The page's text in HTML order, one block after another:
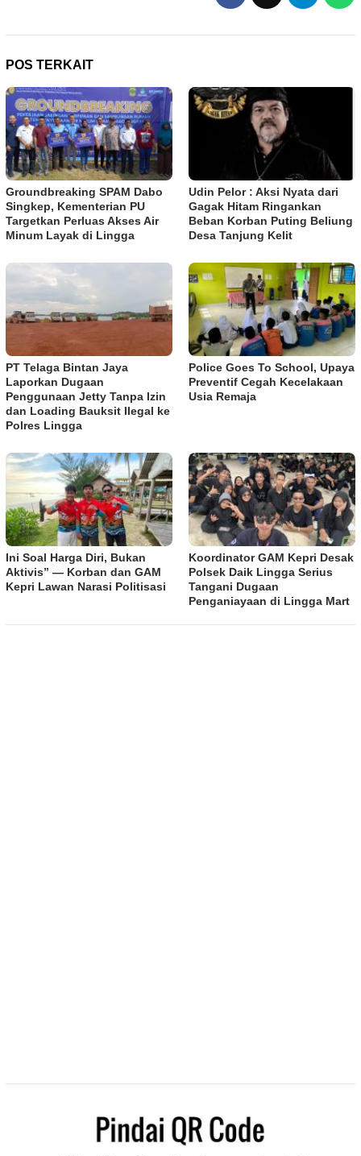
POS TERKAIT
Groundbreaking SPAM Dabo
Singkep, Kementerian PU
Targetkan Perluas Akses Air
Minum Layak di Lingga
Udin Pelor : Aksi Nyata dari
Gagak Hitam Ringankan
Beban Korban Puting Beliung
Desa Tanjung Kelit
PT Telaga Bintan Jaya
Laporkan Dugaan
Penggunaan Jetty Tanpa Izin
dan Loading Bauksit Ilegal ke
Polres Lingga
Police Goes To School, Upaya
Preventif Cegah Kecelakaan
Usia Remaja
Ini Soal Harga Diri, Bukan
Aktivis” — Korban dan GAM
Kepri Lawan Narasi Politisasi
Koordinator GAM Kepri Desak
Polsek Daik Lingga Serius
Tangani Dugaan
Penganiayaan di Lingga Mart